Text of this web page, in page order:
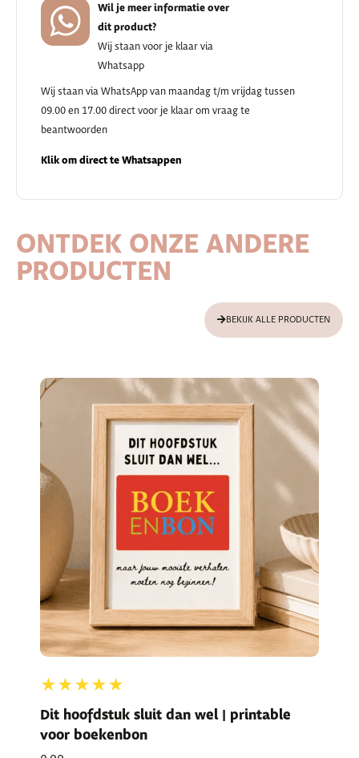
Wil je meer informatie over
dit product?
Wij staan voor je klaar via
Whatsapp
Wij staan via WhatsApp van maandag t/m vrijdag tussen
09.00 en 17.00 direct voor je klaar om vraag te
beantwoorden
Klik om direct te Whatsappen
ONTDEK ONZE ANDERE
PRODUCTEN
BEKIJK ALLE PRODUCTEN
★★★★★
Dit hoofdstuk sluit dan wel | printable
voor boekenbon